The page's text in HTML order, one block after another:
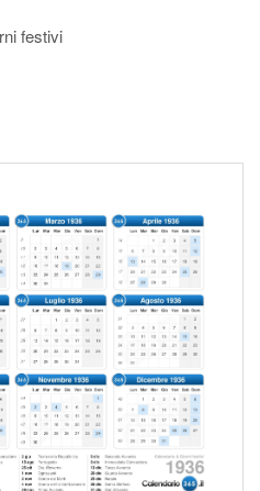
festivi